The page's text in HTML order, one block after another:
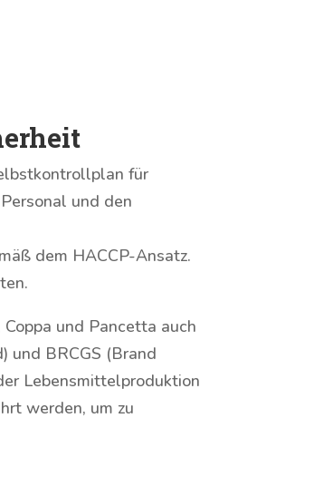
für
und den
dem HACCP-Ansatz.
und Pancetta auch
und BRCGS (Brand
Lebensmittelproduktion
werden, um zu